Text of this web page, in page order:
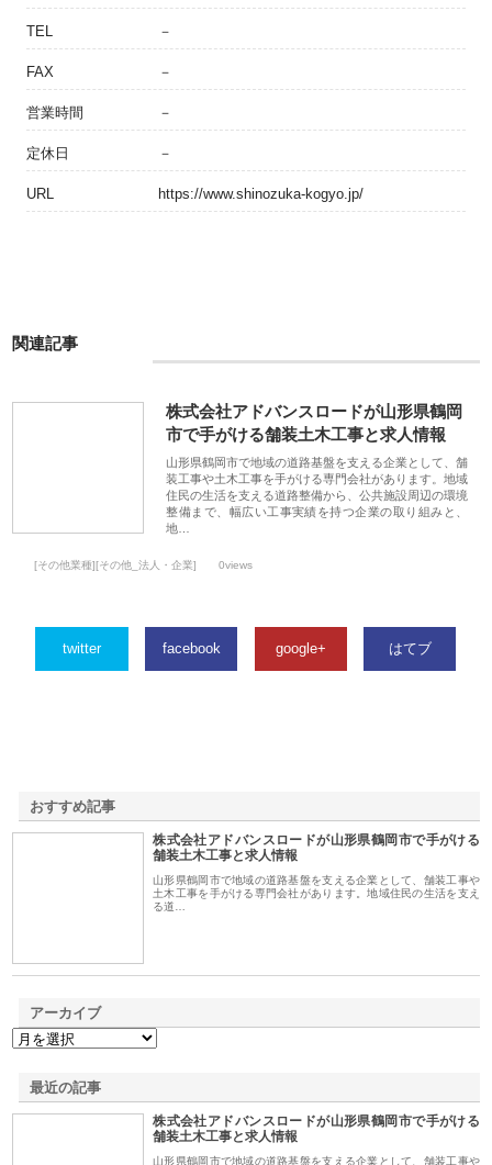
TEL －
FAX －
営業時間 －
定休日 －
URL https://www.shinozuka-kogyo.jp/
関連記事
株式会社アドバンスロードが山形県鶴岡
市で手がける舗装土木工事と求人情報
山形県鶴岡市で地域の道路基盤を支える企業として、舗
装工事や土木工事を手がける専門会社があります。地域
住民の生活を支える道路整備から、公共施設周辺の環境
整備まで、幅広い工事実績を持つ企業の取り組みと、
地…
[その他業種][その他_法人・企業] 0views
twitter facebook google+ はてブ
おすすめ記事
株式会社アドバンスロードが山形県鶴岡市で手がける
舗装土木工事と求人情報
山形県鶴岡市で地域の道路基盤を支える企業として、舗装工事や
土木工事を手がける専門会社があります。地域住民の生活を支え
る道…
アーカイブ
最近の記事
株式会社アドバンスロードが山形県鶴岡市で手がける
舗装土木工事と求人情報
山形県鶴岡市で地域の道路基盤を支える企業として、舗装工事や